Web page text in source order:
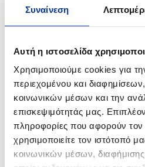
Συναίνεση
Αυτή η ιστοσελίδα
Χρησιμοποιούμε cookies για
περιεχομένου και
κοινωνικών μέσων και την
επισκεψιμότητάς μας.
πληροφορίες που αφορούν
χρησιμοποιείτε τον ιστότοπό
κοινωνικών μέσων,
Επιτυχής ολοκλήρωση άσκησης
07.04.2023
Ευρείας κλίμακας άσκηση
Βιομηχανικού Ατυχήματος
πραγματοποιήθηκε με ιδιαίτερη
31 Μαρτίου, στις Βιομηχανικές
Η άσκηση, με κωδική ονομασία
πλαίσιο συνεργασίας με τη
Δυτικής Αττικής, ενώ υπήρξε
Πυροσβεστικής Υπηρεσίας
Μονάδας Αντιμετώπισης
Ελληνικής Αστυνομίας.